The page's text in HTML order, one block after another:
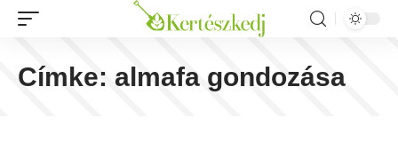
Címke: almafa gondozása